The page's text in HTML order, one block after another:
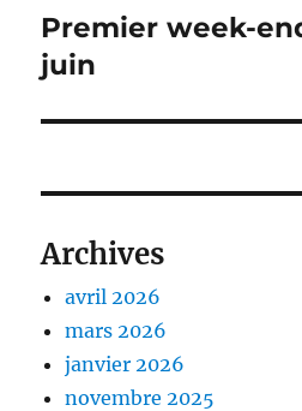
Publication
suivante :
Premier week-
juin
Archives
avril 2026
mars 2026
janvier 2026
novembre 2025